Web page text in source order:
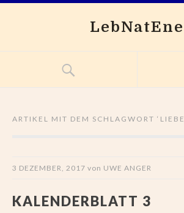
LebNatEne
ARTIKEL MIT DEM SCHLAGWORT ‘ LIEBE
3 DEZEMBER, 2017 von UWE ANGER
KALENDERBLATT 3